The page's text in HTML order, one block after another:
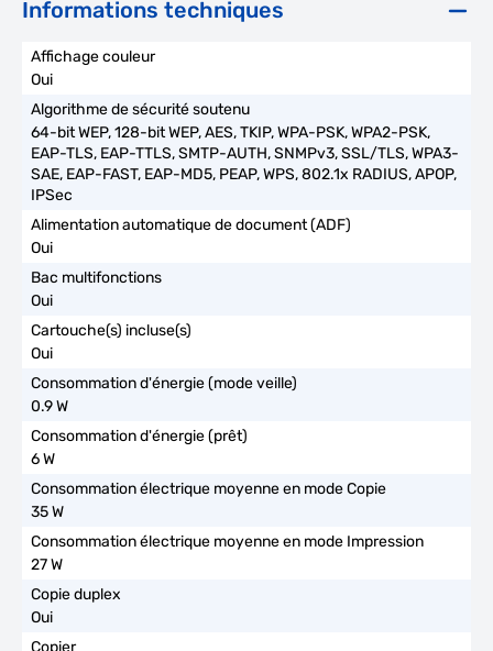
Informations techniques
Oui
64-bit WEP, 128-bit WEP, AES, TKIP, WPA-PSK, WPA2-PSK,
EAP-TLS, EAP-TTLS, SMTP-AUTH, SNMPv3, SSL/TLS, WPA3-
SAE, EAP-FAST, EAP-MD5, PEAP, WPS, 802.1x RADIUS, APOP,
IPSec
Oui
Oui
Oui
0.9 W
6 W
35 W
27 W
Oui